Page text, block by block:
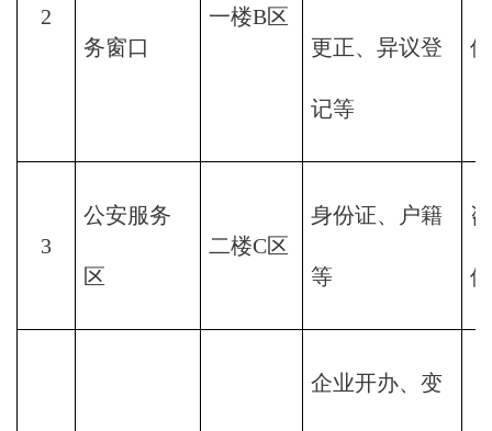
2
务窗口
一楼B区
更正、异议登
记等
3
公安服务
区
二楼C区
身份证、户籍
等
企业开办、变